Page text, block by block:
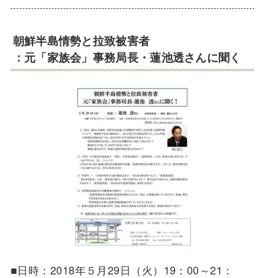
朝鮮半島情勢と拉致被害者
：元「家族会」事務局長・蓮池透さんに聞く
■日時：2018年５月29日（火）19：00～21：